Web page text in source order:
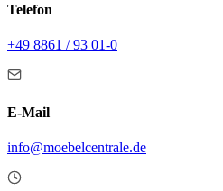
Telefon
+49 8861 / 93 01-0
E-Mail
info@moebelcentrale.de